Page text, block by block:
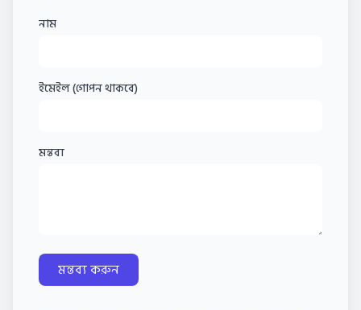
নাম
ইমেইল (গোপন থাকবে)
মন্তব্য
মন্তব্য করুন